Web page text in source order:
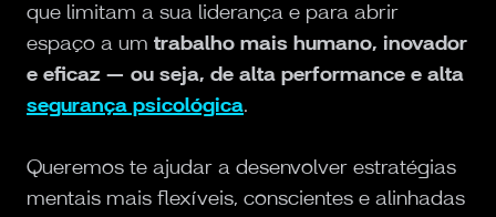
que limitam a sua liderança e para abrir
espaço a um trabalho mais humano, inovador
e eficaz — ou seja, de alta performance e alta
segurança psicológica.
Queremos te ajudar a desenvolver estratégias
mentais mais flexíveis, conscientes e alinhadas